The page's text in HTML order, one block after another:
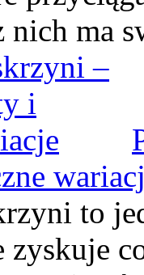
nich ma
to
zyskuje